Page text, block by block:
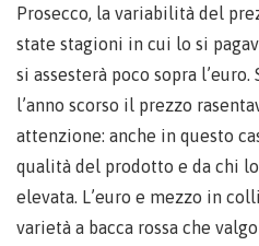
Prosecco, la variabilità del
state stagioni in cui lo si
si assesterà poco sopra
l’anno scorso il prezzo
attenzione: anche in questo
qualità del prodotto e da chi
elevata. L’euro e mezzo in
varietà a bacca rossa che